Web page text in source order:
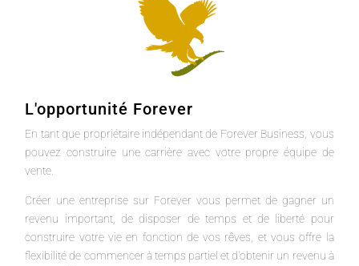
L'opportunité Forever
En tant que propriétaire indépendant de Forever Business, vous
pouvez construire une carrière avec votre propre équipe de
vente.
Créer une entreprise sur Forever vous permet de gagner un
revenu important, de disposer de temps et de liberté pour
construire votre vie en fonction de vos rêves, et vous offre la
flexibilité de commencer à temps partiel et d'obtenir un revenu à